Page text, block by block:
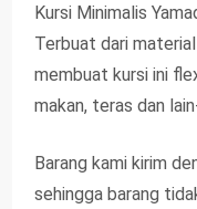
Kursi Minimalis
Terbuat dari
membuat kursi ini
makan, teras dan
Barang kami kirim
sehingga barang